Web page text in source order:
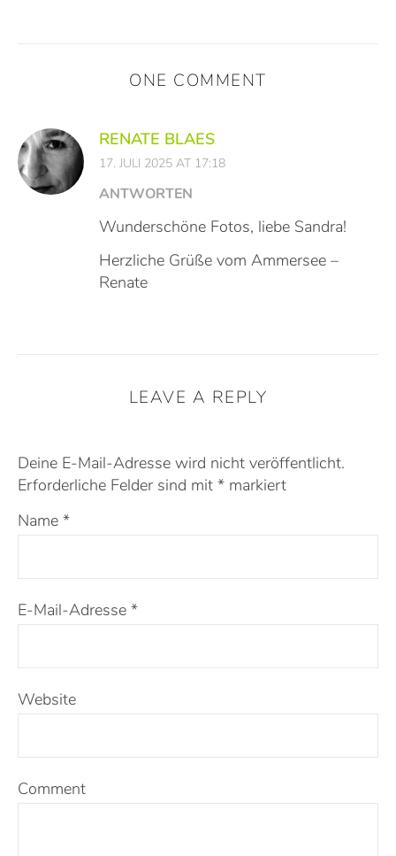
ONE COMMENT
RENATE BLAES
17. JULI 2025 AT 17:18
ANTWORTEN
Wunderschöne Fotos, liebe Sandra!
Herzliche Grüße vom Ammersee –
Renate
LEAVE A REPLY
Deine E-Mail-Adresse wird nicht veröffentlicht.
Erforderliche Felder sind mit * markiert
Name *
E-Mail-Adresse *
Website
Comment